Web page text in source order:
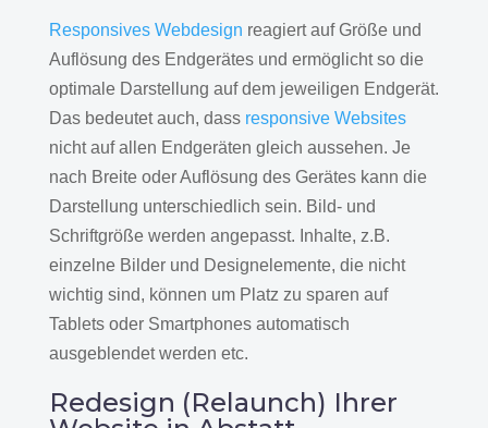
Responsives Webdesign reagiert auf Größe und
Auflösung des Endgerätes und ermöglicht so die
optimale Darstellung auf dem jeweiligen Endgerät.
Das bedeutet auch, dass responsive Websites
nicht auf allen Endgeräten gleich aussehen. Je
nach Breite oder Auflösung des Gerätes kann die
Darstellung unterschiedlich sein. Bild- und
Schriftgröße werden angepasst. Inhalte, z.B.
einzelne Bilder und Designelemente, die nicht
wichtig sind, können um Platz zu sparen auf
Tablets oder Smartphones automatisch
ausgeblendet werden etc.
Redesign (Relaunch) Ihrer